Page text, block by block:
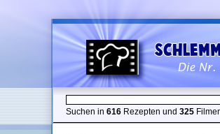
Suchen in 616 Rezepten und 325